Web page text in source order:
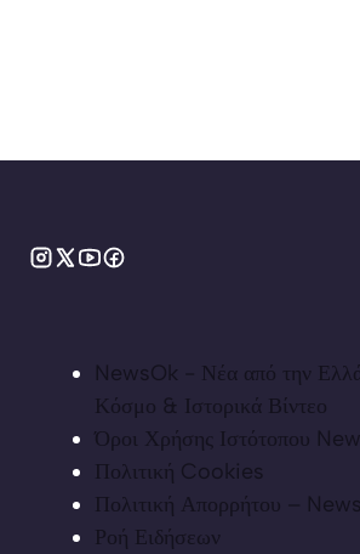
NewsOk - Νέα από την
Κόσμο & Ιστορικά Βίντεο
Όροι Χρήσης Ιστότοπου
Πολιτική Cookies
Πολιτική Απορρήτου –
Ροή Ειδήσεων